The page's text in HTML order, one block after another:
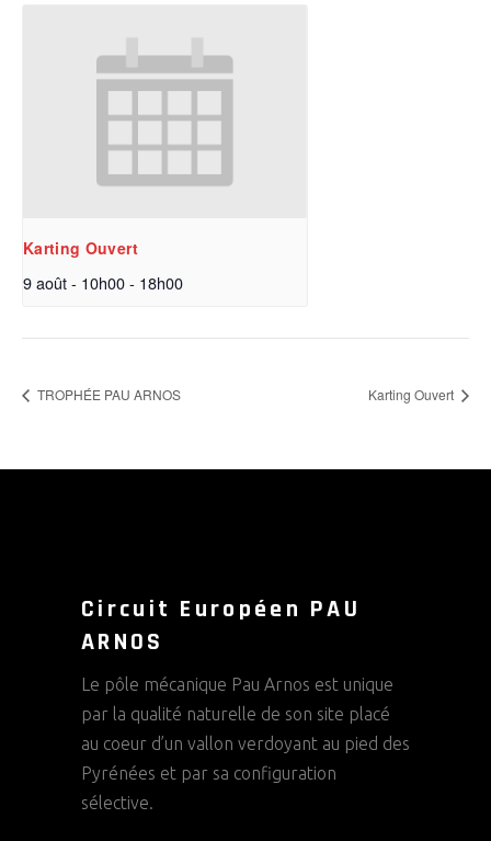
Karting Ouvert
9 août - 10h00- 18h00
TROPHÉE PAU ARNOS Karting Ouvert
Circuit Européen PAU
ARNOS
Le pôle mécanique Pau Arnos est unique
par la qualité naturelle de son site placé
au coeur d’un vallon verdoyant au pied des
Pyrénées et par sa configuration
sélective.